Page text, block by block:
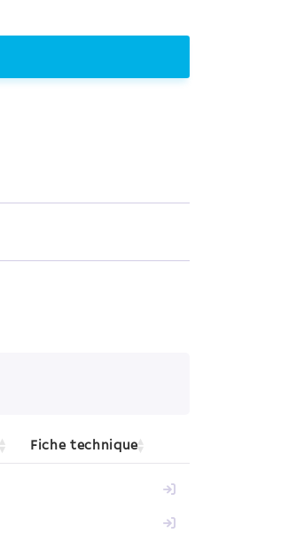
Fiche technique